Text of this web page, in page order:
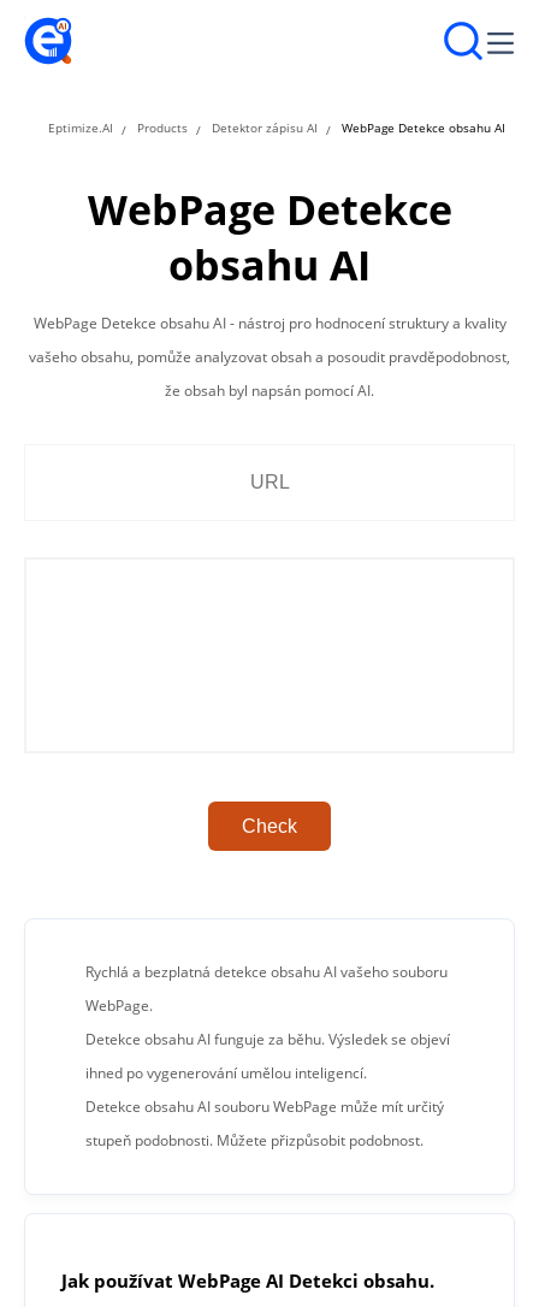
Eptimize.AI Products Detektor zápisu AI WebPage Detekce obsahu AI
WebPage Detekce
obsahu AI
WebPage Detekce obsahu AI - nástroj pro hodnocení struktury a kvality
vašeho obsahu, pomůže analyzovat obsah a posoudit pravděpodobnost,
že obsah byl napsán pomocí AI.
Check
Rychlá a bezplatná detekce obsahu AI vašeho souboru
WebPage.
Detekce obsahu AI funguje za běhu. Výsledek se objeví
ihned po vygenerování umělou inteligencí.
Detekce obsahu AI souboru WebPage může mít určitý
stupeň podobnosti. Můžete přizpůsobit podobnost.
Jak používat WebPage AI Detekci obsahu.